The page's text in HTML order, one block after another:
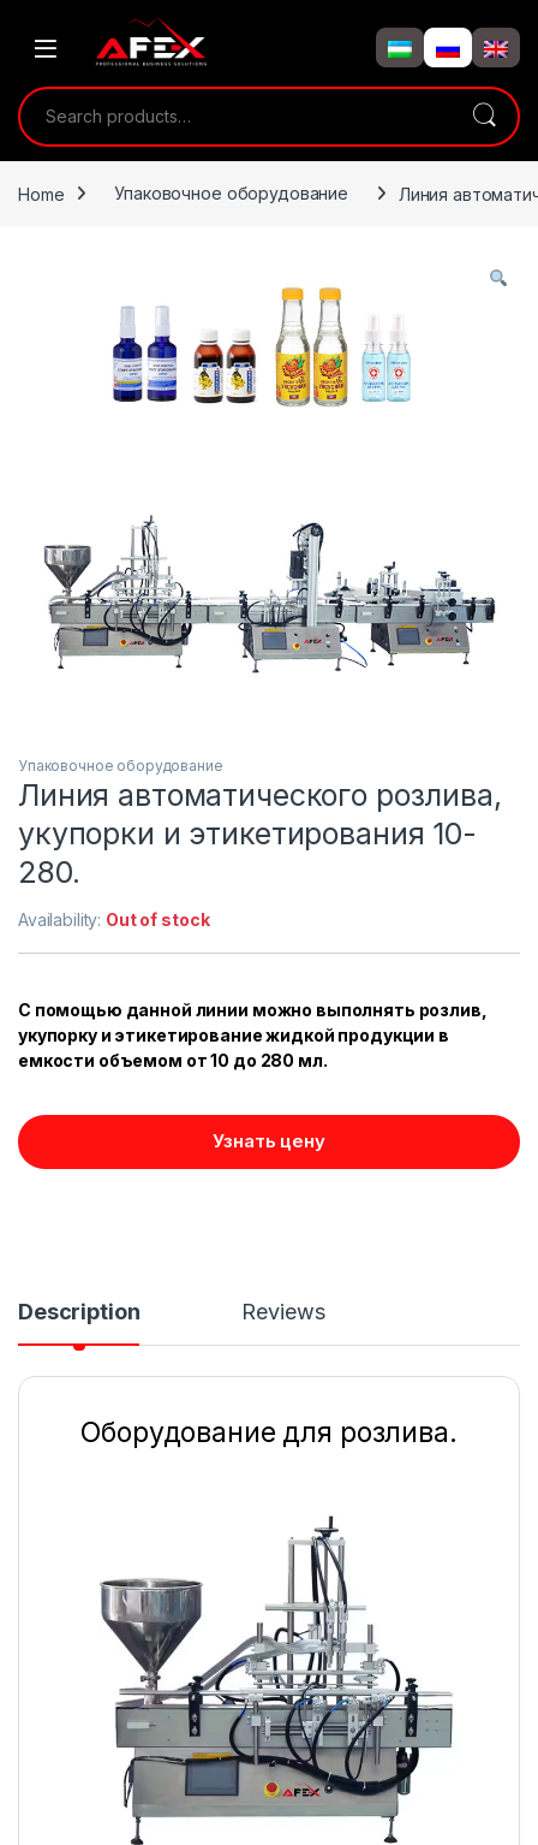
Search for:
Home Упаковочное оборудование Линия
Упаковочное оборудование
Линия автоматического розлива,
укупорки и этикетирования 10-
280.
Availability: Out of stock
С помощью данной линии можно выполнять розлив,
укупорку и этикетирование жидкой продукции в
емкости объемом от 10 до 280 мл.
Узнать цену
Description Reviews
Оборудование для розлива.